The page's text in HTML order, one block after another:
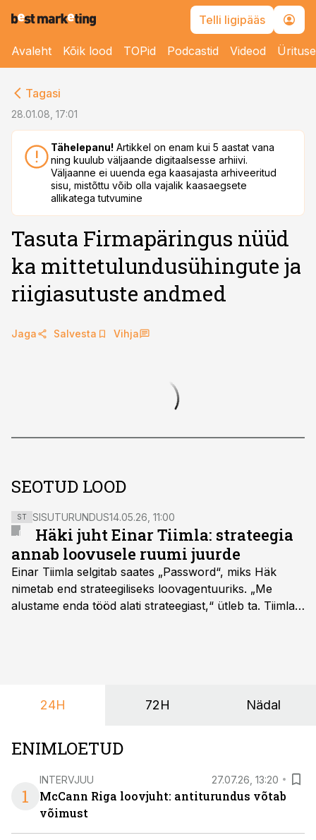
Telli ligipääs
Avaleht Kõik lood TOPid Podcastid Videod
Tagasi
28.01.08, 17:01
Tähelepanu! Artikkel on enam kui 5 aastat vana
ning kuulub väljaande digitaalsesse arhiivi.
Väljaanne ei uuenda ega kaasajasta arhiveeritud
sisu, mistõttu võib olla vajalik kaasaegsete
allikatega tutvumine
Tasuta Firmapäringus nüüd
ka mittetulundusühingute ja
riigiasutuste andmed
Jaga Salvesta Vihja
SEOTUD LOOD
ST SISUTURUNDUS14.05.26, 11:00
Häki juht Einar Tiimla: strateegia
annab loovusele ruumi juurde
Einar Tiimla selgitab saates „Password“, miks Häk
nimetab end strateegiliseks loovagentuuriks. „Me
alustame enda tööd alati strateegiast,“ ütleb ta. Tiimla
24H 72H Nädal
ENIMLOETUD
1
INTERVJUU 27.07.26, 13:20
McCann Riga loovjuht: antiturundus võtab
võimust